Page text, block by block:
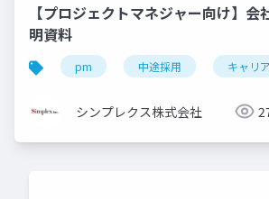
【プロジェクトマネジャー向け】会
明資料
pm 中途採用 キャリ
シンプレクス株式会社